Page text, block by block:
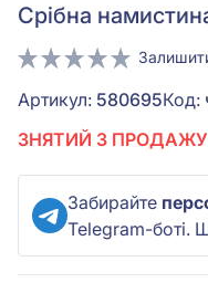
Срiбна
Артикул: 580695Код:
ЗНЯТИЙ З ПРОДАЖУ
Забирайте
Telegram-боті.